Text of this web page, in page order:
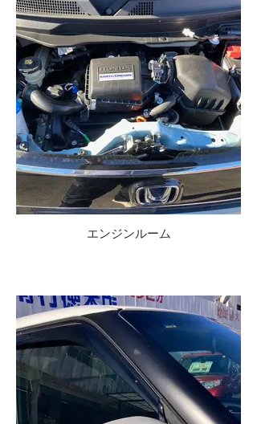
エンジンルーム